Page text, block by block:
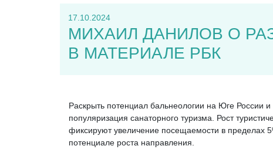
17.10.2024
МИХАИЛ ДАНИЛОВ О
В МАТЕРИАЛЕ РБК
Раскрыть потенциал бальнеологии на Юге России
популяризация санаторного туризма. Рост
фиксируют увеличение посещаемости в пределах
потенциале роста направления.